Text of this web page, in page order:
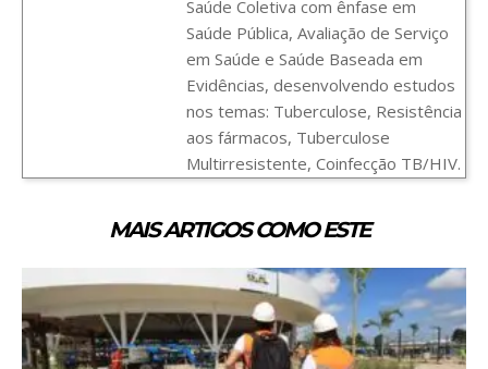
Saúde Coletiva com ênfase em
Saúde Pública, Avaliação de Serviço
em Saúde e Saúde Baseada em
Evidências, desenvolvendo estudos
nos temas: Tuberculose, Resistência
aos fármacos, Tuberculose
Multirresistente, Coinfecção TB/HIV.
MAIS ARTIGOS COMO ESTE